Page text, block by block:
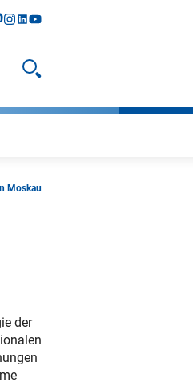
instagram
linkedIn
youtube
Suche öffnen
Moskau
der